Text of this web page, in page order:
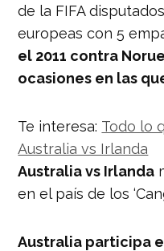
de la FIFA
europeas con 5
el 2011 contra
ocasiones en las
Te interesa: Todo lo
Australia vs Irlanda
Australia vs Irlanda
en el país de los
Australia participa